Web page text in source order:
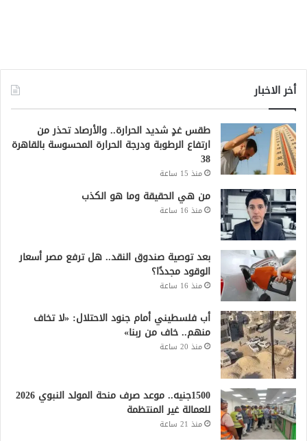
أخر الاخبار
طقس غدٍ شديد الحرارة.. والأرصاد تحذر من
ارتفاع الرطوبة ودرجة الحرارة المحسوسة بالقاهرة
38
منذ 15 ساعة
من هي الحقيقة وما هو الكذب
منذ 16 ساعة
بعد توصية صندوق النقد.. هل ترفع مصر أسعار
الوقود مجددًا؟
منذ 16 ساعة
أب فلسطيني أمام جنود الاحتلال: «لا تخاف
منهم.. خاف من ربنا»
منذ 20 ساعة
1500جنيه.. موعد صرف منحة المولد النبوي 2026
للعمالة غير المنتظمة
منذ 21 ساعة